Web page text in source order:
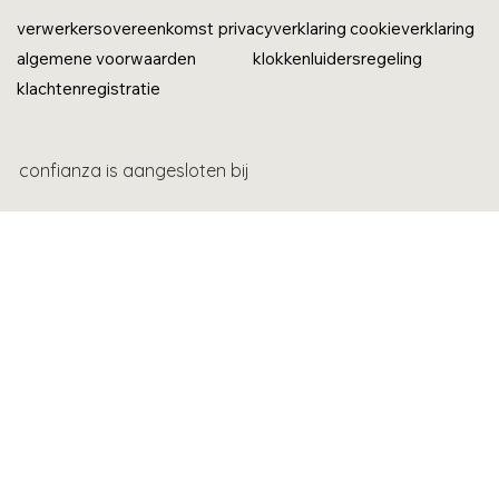
verwerkersovereenkomst privacyverklaring cookieverklaring
algemene voorwaarden
klokkenluidersregeling
klachtenregistratie
confianza is aangesloten bij